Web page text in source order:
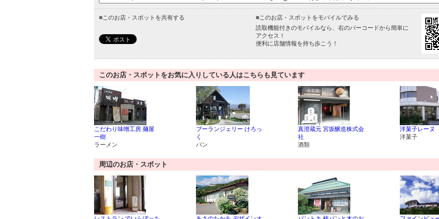
■このお店・スポットを共有する ■このお店・スポットをモバイルでみる
読取機能付きのモバイルなら、右のバーコードから簡単に
アクセス！
便利に店舗情報を持ち歩こう！
このお店・スポットをお気に入りしている人はこちらも見ています
こだわり味噌工房 麺屋
一樹
ラーメン
ブーランジェリー けろっ
く
パン
真澄蔵元 宮坂醸造株式会
社
酒類
洋菓子レーヌ
洋菓子
周辺のお店・スポット